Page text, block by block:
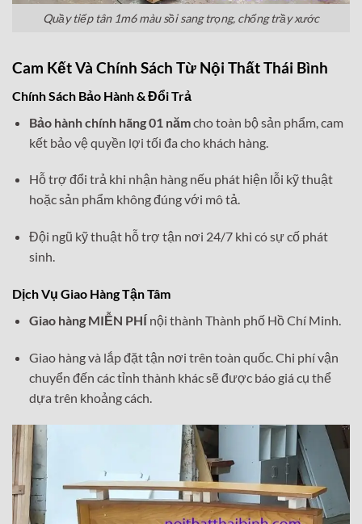
Quầy tiếp tân 1m6 màu sồi sang trọng, chống trầy xước
Cam Kết Và Chính Sách Từ Nội Thất Thái Bình
Chính Sách Bảo Hành & Đổi Trả
Bảo hành chính hãng 01 nămcho toàn bộ sản phẩm, cam
kết bảo vệ quyền lợi tối đa cho khách hàng.
Hỗ trợ đổi trả khi nhận hàng nếu phát hiện lỗi kỹ thuật
hoặc sản phẩm không đúng với mô tả.
Đội ngũ kỹ thuật hỗ trợ tận nơi 24/7 khi có sự cố phát
sinh.
Dịch Vụ Giao Hàng Tận Tâm
Giao hàng MIỄN PHÍnội thành Thành phố Hồ Chí Minh.
Giao hàng và lắp đặt tận nơi trên toàn quốc. Chi phí vận
chuyển đến các tỉnh thành khác sẽ được báo giá cụ thể
dựa trên khoảng cách.